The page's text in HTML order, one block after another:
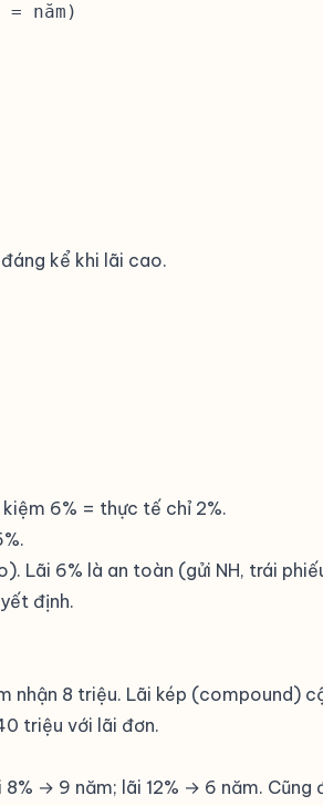
năm)
kể khi lãi cao.
6% = thực tế chỉ 2%.
Lãi 6% là an toàn (gửi NH, trái
định.
8 triệu. Lãi kép (compound)
triệu với lãi đơn.
→ 9 năm; lãi 12% → 6 năm.